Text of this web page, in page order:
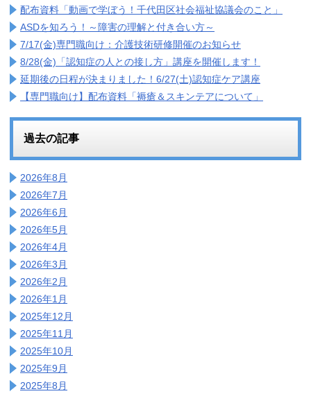
配布資料「動画で学ぼう！千代田区社会福祉協議会のこと」
ASDを知ろう！～障害の理解と付き合い方～
7/17(金)専門職向け：介護技術研修開催のお知らせ
8/28(金)「認知症の人との接し方」講座を開催します！
延期後の日程が決まりました！6/27(土)認知症ケア講座
【専門職向け】配布資料「褥瘡＆スキンテアについて」
過去の記事
2026年8月
2026年7月
2026年6月
2026年5月
2026年4月
2026年3月
2026年2月
2026年1月
2025年12月
2025年11月
2025年10月
2025年9月
2025年8月